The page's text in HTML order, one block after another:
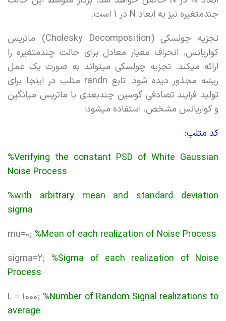
چندمتغیره نیز به ابعاد N در 1 است.
تجزیه چولسکی (Cholesky Decomposition) ماتریس
کواریانس، انحراف معیار معادل برای حالت چندمتغیره را
ارائه میکند. تجزیه چولسکی میتواند به صورت یک عمل
ریشه مجذور دیده شود. تابع randn متلب در اینجا برای
تولید فرآیند تصادفی گوسین چندبعدی با ماتریس میانگین
و کواریانس مشخص، استفاده میشود:
کد متلب:
%Verifying the constant PSD of White Gaussian
Noise Process
%with arbitrary mean and standard deviation
sigma
mu=0; %Mean of each realization of Noise Process
sigma=2; %Sigma of each realization of Noise
Process
L = 1000; %Number of Random Signal realizations to
average